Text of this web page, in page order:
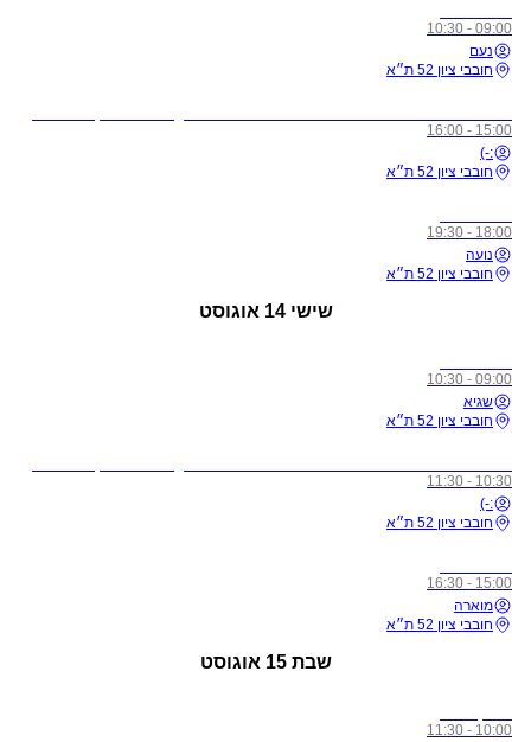
09:00 - 10:30
נעם
חובבי ציון 52 ת״א
15:00 - 16:00
:-)
חובבי ציון 52 ת״א
18:00 - 19:30
נועה
חובבי ציון 52 ת״א
שישי 14 אוגוסט
09:00 - 10:30
שגיא
חובבי ציון 52 ת״א
10:30 - 11:30
:-)
חובבי ציון 52 ת״א
15:00 - 16:30
מוארה
חובבי ציון 52 ת״א
שבת 15 אוגוסט
10:00 - 11:30